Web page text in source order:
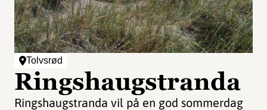
Tolvsrød
Ringshaugstranda
Ringshaugstranda vil på en god sommerdag